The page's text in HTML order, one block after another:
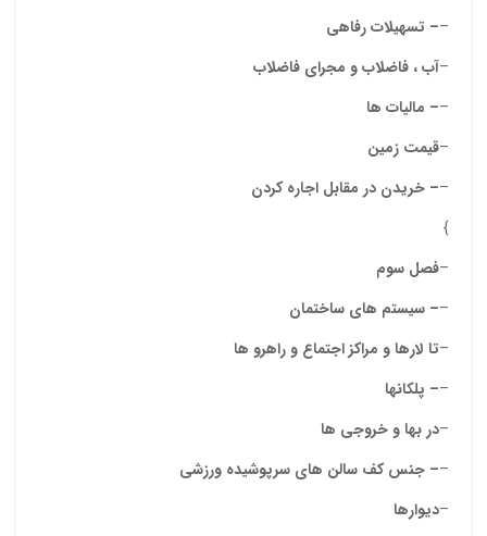
–– تسهیلات رفاهی
–آب ، فاضلاب و مجرای فاضلاب
–– مالیات ها
–قیمت زمین
–– خریدن در مقابل اجاره کردن
}
–فصل سوم
–– سیستم های ساختمان
–تا لارها و مراکز اجتماع و راهرو ها
–– پلکانها
–در بها و خروجی ها
–– جنس کف سالن های سرپوشیده ورزشی
–دیوارها